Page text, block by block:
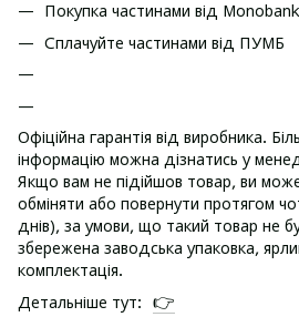
Покупка частинами від Monobank
Сплачуйте частинами від ПУМБ
Офіційна гарантія від виробника.
інформацію можна дізнатись у
Якщо вам не підійшов товар, ви
обміняти або повернути протягом
днів), за умови, що такий товар не
збережена заводська упаковка,
комплектація.
Детальніше тут:
👉